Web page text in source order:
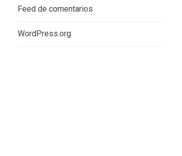
Feed de comentarios
WordPress.org